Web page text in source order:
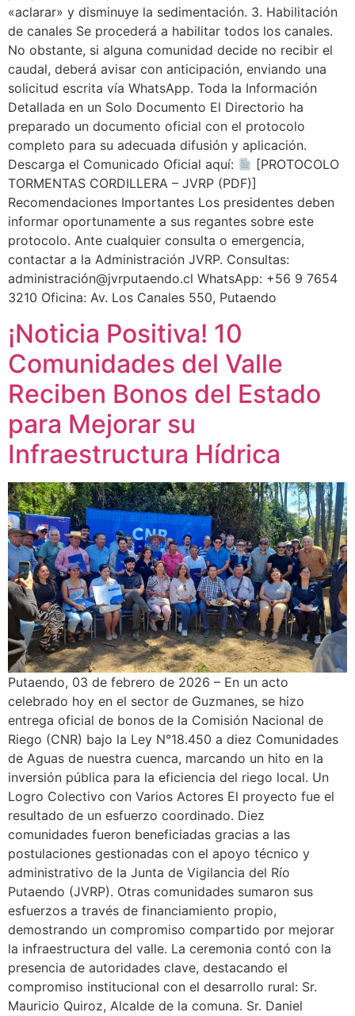
«aclarar» y disminuye la sedimentación. 3. Habilitación
de canales Se procederá a habilitar todos los canales.
No obstante, si alguna comunidad decide no recibir el
caudal, deberá avisar con anticipación, enviando una
solicitud escrita vía WhatsApp. Toda la Información
Detallada en un Solo Documento El Directorio ha
preparado un documento oficial con el protocolo
completo para su adecuada difusión y aplicación.
Descarga el Comunicado Oficial aquí:
[PROTOCOLO
TORMENTAS CORDILLERA – JVRP (PDF)]
Recomendaciones Importantes Los presidentes deben
informar oportunamente a sus regantes sobre este
protocolo. Ante cualquier consulta o emergencia,
contactar a la Administración JVRP. Consultas:
administración@jvrputaendo.cl WhatsApp: +56 9 7654
3210 Oficina: Av. Los Canales 550, Putaendo
¡Noticia Positiva! 10
Comunidades del Valle
Reciben Bonos del Estado
para Mejorar su
Infraestructura Hídrica
Putaendo, 03 de febrero de 2026 – En un acto
celebrado hoy en el sector de Guzmanes, se hizo
entrega oficial de bonos de la Comisión Nacional de
Riego (CNR) bajo la Ley N°18.450 a diez Comunidades
de Aguas de nuestra cuenca, marcando un hito en la
inversión pública para la eficiencia del riego local. Un
Logro Colectivo con Varios Actores El proyecto fue el
resultado de un esfuerzo coordinado. Diez
comunidades fueron beneficiadas gracias a las
postulaciones gestionadas con el apoyo técnico y
administrativo de la Junta de Vigilancia del Río
Putaendo (JVRP). Otras comunidades sumaron sus
esfuerzos a través de financiamiento propio,
demostrando un compromiso compartido por mejorar
la infraestructura del valle. La ceremonia contó con la
presencia de autoridades clave, destacando el
compromiso institucional con el desarrollo rural: Sr.
Mauricio Quiroz, Alcalde de la comuna. Sr. Daniel